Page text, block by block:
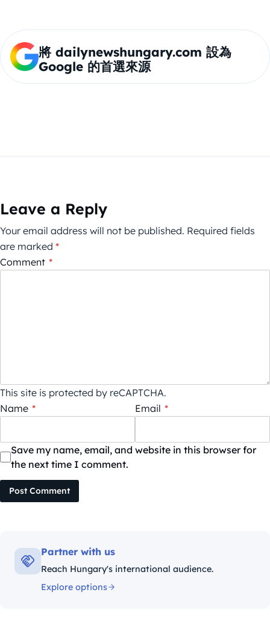
將 dailynewshungary.com 設為
Google 的首選來源
Leave a Reply
Your email address will not be published. Required fields
are marked *
Comment *
This site is protected by reCAPTCHA.
Name * Email *
Save my name, email, and website in this browser for
the next time I comment.
Post Comment
Partner with us
Reach Hungary's international audience.
Explore options